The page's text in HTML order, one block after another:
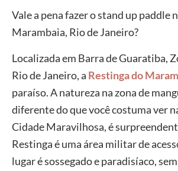
Vale a pena fazer o stand up paddle
Marambaia, Rio de Janeiro?
Localizada em Barra de Guaratiba,
Rio de Janeiro, a Restinga do
paraíso. A natureza na zona de
diferente do que você costuma ver
Cidade Maravilhosa, é
Restinga é uma área militar de
lugar é sossegado e paradisíaco,